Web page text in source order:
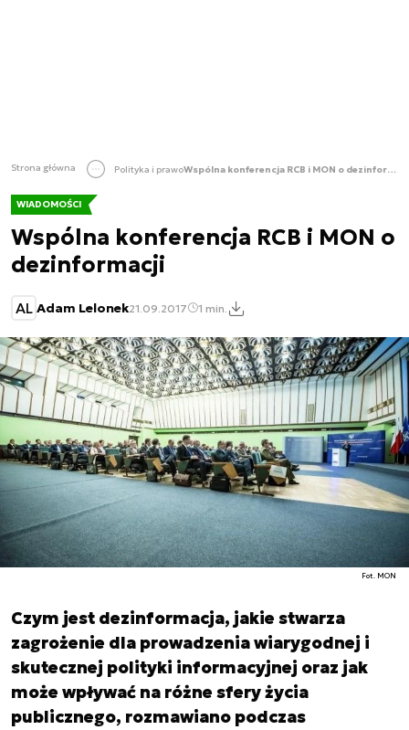
Strona główna Polityka i prawo Wspólna konferencja RCB i MON o dezinformacji
WIADOMOŚCI
Wspólna konferencja RCB i MON o
dezinformacji
AL Adam Lelonek21.09.2017 1 min.
Fot. MON
Czym jest dezinformacja, jakie stwarza
zagrożenie dla prowadzenia wiarygodnej i
skutecznej polityki informacyjnej oraz jak
może wpływać na różne sfery życia
publicznego, rozmawiano podczas